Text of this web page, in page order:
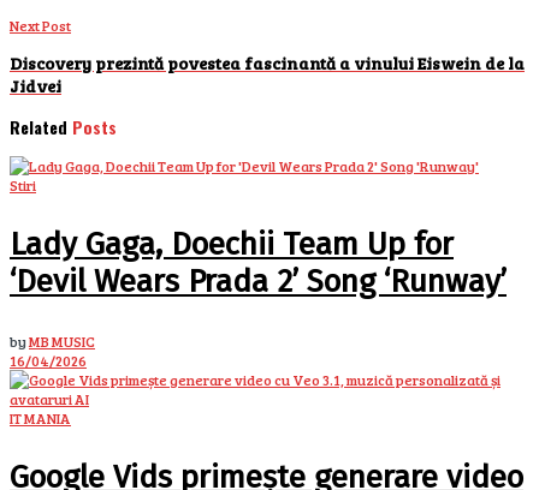
Next Post
Discovery prezintă povestea fascinantă a vinului Eiswein de la
Jidvei
Related Posts
Stiri
Lady Gaga, Doechii Team Up for
‘Devil Wears Prada 2’ Song ‘Runway’
byMB MUSIC
16/04/2026
IT MANIA
Google Vids primește generare video